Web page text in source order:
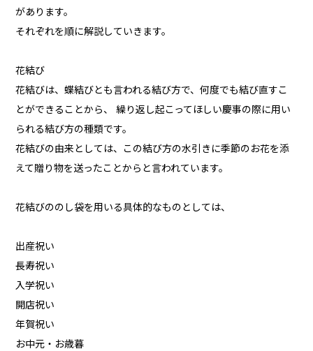
があります。
それぞれを順に解説していきます。
花結び
花結びは、蝶結びとも言われる結び方で、何度でも結び直すこ
とができることから、 繰り返し起こってほしい慶事の際に用い
られる結び方の種類です。
花結びの由来としては、この結び方の水引きに季節のお花を添
えて贈り物を送ったことからと言われています。
花結びののし袋を用いる具体的なものとしては、
出産祝い
長寿祝い
入学祝い
開店祝い
年賀祝い
お中元・お歳暮